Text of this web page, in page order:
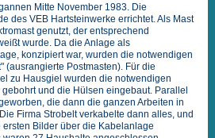
Mitte November 1983. Die
des VEB Hartsteinwerke errichtet. Als Mast
genutzt, der entsprechend
wurde. Da die Anlage als
konzipiert war, wurden die notwendigen
(ausrangierte Postmasten). Für die
zu Hausgiel wurden die notwendigen
und die Hülsen eingebaut. Parallel
die dann die ganzen Arbeiten in
Firma Strobelt verkabelte dann alles, und
Bilder über die Kabelanlage